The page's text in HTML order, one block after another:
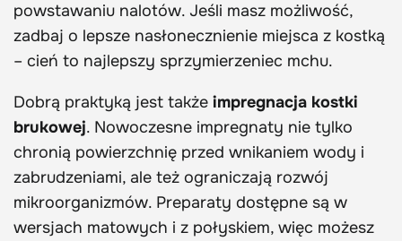
powstawaniu nalotów. Jeśli masz możliwość,
zadbaj o lepsze nasłonecznienie miejsca z kostką
– cień to najlepszy sprzymierzeniec mchu.
Dobrą praktyką jest także impregnacja kostki
brukowej. Nowoczesne impregnaty nie tylko
chronią powierzchnię przed wnikaniem wody i
zabrudzeniami, ale też ograniczają rozwój
mikroorganizmów. Preparaty dostępne są w
wersjach matowych i z połyskiem, więc możesz